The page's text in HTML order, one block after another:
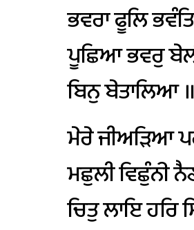
ਭਵਰਾਫੂਲਿ
ਪੂਛਿਆਭਵਰੁ
ਬਿਨੁਬੇਤਾਲਿਆ॥
ਮੇਰੇਜੀਅੜਿਆ
ਮਛੁਲੀਵਿਛੁੰਨੀ
ਚਿਤੁਲਾਇਹਰਿ